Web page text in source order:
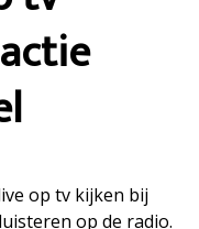
op tv kijken bij
op de radio.